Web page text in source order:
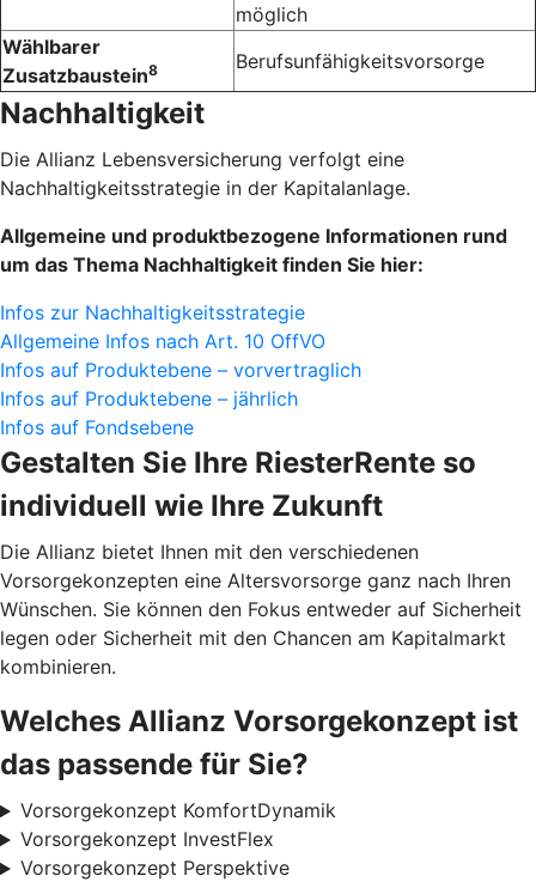
möglich
Wählbarer
Zusatzbaustein8 Berufsunfähigkeitsvorsorge
Nachhaltigkeit
Die Allianz Lebensversicherung verfolgt eine
Nachhaltigkeitsstrategie in der Kapitalanlage.
Allgemeine und produktbezogene Informationen rund
um das Thema Nachhaltigkeit finden Sie hier:
Infos zur Nachhaltigkeitsstrategie
Allgemeine Infos nach Art. 10 OffVO
Infos auf Produktebene – vorvertraglich
Infos auf Produktebene – jährlich
Infos auf Fondsebene
Gestalten Sie Ihre RiesterRente so
individuell wie Ihre Zukunft
Die Allianz bietet Ihnen mit den verschiedenen
Vorsorgekonzepten eine Altersvorsorge ganz nach Ihren
Wünschen. Sie können den Fokus entweder auf Sicherheit
legen oder Sicherheit mit den Chancen am Kapitalmarkt
kombinieren.
Welches Allianz Vorsorgekonzept ist
das passende für Sie?
Vorsorgekonzept KomfortDynamik
Vorsorgekonzept InvestFlex
Vorsorgekonzept Perspektive